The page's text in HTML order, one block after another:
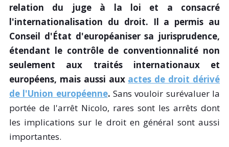
relation du juge à la loi et a consacré
l'internationalisation du droit. Il a permis au
Conseil d'État d'européaniser sa jurisprudence,
étendant le contrôle de conventionnalité non
seulement aux traités internationaux et
européens, mais aussi aux actes de droit dérivé
de l'Union européenne. Sans vouloir surévaluer la
portée de l'arrêt Nicolo, rares sont les arrêts dont
les implications sur le droit en général sont aussi
importantes.